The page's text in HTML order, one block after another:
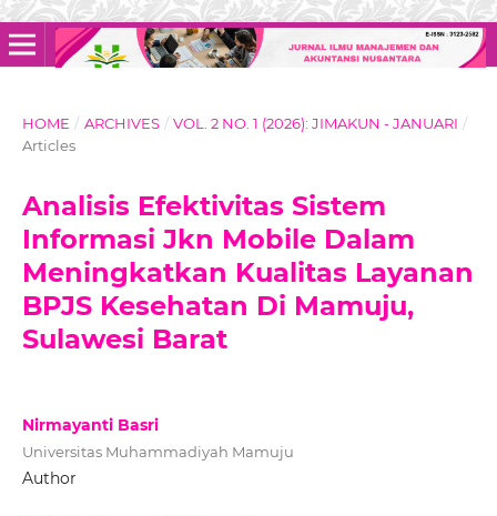
HOME / ARCHIVES / VOL. 2 NO. 1 (2026): JIMAKUN - JANUARI /
Articles
Analisis Efektivitas Sistem
Informasi Jkn Mobile Dalam
Meningkatkan Kualitas Layanan
BPJS Kesehatan Di Mamuju,
Sulawesi Barat
Nirmayanti Basri
Universitas Muhammadiyah Mamuju
Author